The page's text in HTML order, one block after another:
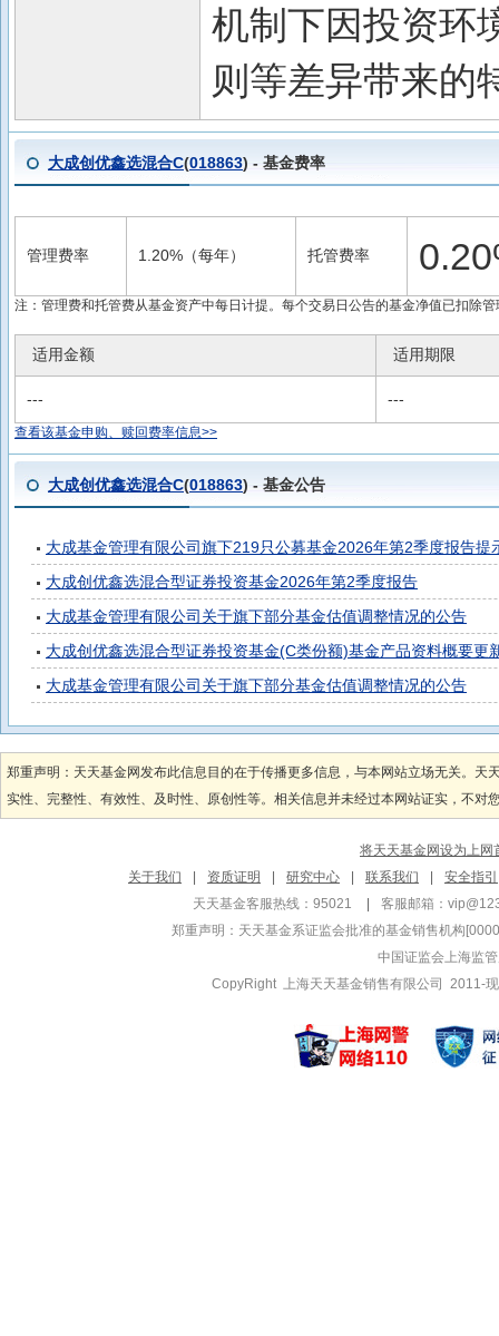
机制下因投资环
则等差异带来的
大成创优鑫选混合C(018863) - 基金费率
管理费率 1.20%（每年） 托管费率
注：管理费和托管费从基金资产中每日计提。每个交易日公告的基金净值已扣除
适用金额 适用期限
--- ---
查看该基金申购、赎回费率信息>>
大成创优鑫选混合C(018863) - 基金公告
大成基金管理有限公司旗下219只公募基金2026年第2季度报告提
大成创优鑫选混合型证券投资基金2026年第2季度报告
大成基金管理有限公司关于旗下部分基金估值调整情况的公告
大成创优鑫选混合型证券投资基金(C类份额)基金产品资料概要更
大成基金管理有限公司关于旗下部分基金估值调整情况的公告
郑重声明：天天基金网发布此信息目的在于传播更多信息，与本网站立场无关。
实性、完整性、有效性、及时性、原创性等。相关信息并未经过本网站证实，不
将天天基金网设为上网
关于我们
资质证明 研究中心 联系我们
安全指引
天天基金客服热线：95021
客服邮箱：
郑重声明： 天天基金系证监会批准的基金销售机构
中国证监会上海监
CopyRight 上海天天基金销售有限公司 2011-